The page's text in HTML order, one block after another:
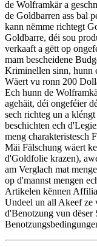
de Wolframkär a
de Goldbarren ass bal
kann nëmme richtegt
Goldbarre, déi sou
verkaaft a gëtt op
mam bescheidene
Kriminellen sinn, hunn
Wäert vu ronn 200
Ech hunn de
agehäit, déi ongeféier
sech richteg un a
beschichten ech
meng charakteristesch
Mäi Fälschung wäert
d'Goldfolie krazen),
am Verglach mat
op d'mannst mengen
Artikelen kënnen
Undeel un all Akeef ze
d'Benotzung vun dëser